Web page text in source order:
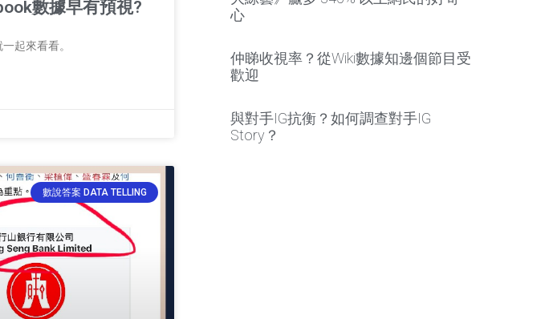
數據早有預視?
起來看看。
數說答案 DATA TELLING
心
仲睇收視率？從Wiki數據知邊個節目受
歡迎
與對手IG抗衡？如何調查對手IG
Story？